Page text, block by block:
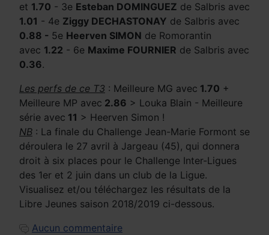
et 1.70 - 3e Esteban DOMINGUEZ de Salbris avec
1.01 - 4e Ziggy DECHASTONAY de Salbris avec
0.88 - 5e Heerven SIMON de Romorantin
avec 1.22 - 6e Maxime FOURNIER de Salbris avec
0.36.
Les perfs de ce T3 : Meilleure MG avec 1.70 +
Meilleure MP avec 2.86 > Louka Blain - Meilleure
série avec 11 > Heerven Simon !
NB : La finale du Challenge Jean-Marie Formont se
déroulera le 27 avril à Jargeau (45), qui donnera
droit à six places pour le Challenge Inter-Ligues
des 1er et 2 juin dans un club de la Ligue.
Visualisez et/ou téléchargez les résultats de la
Libre Jeunes saison 2018/2019 ci-dessous.
Aucun commentaire